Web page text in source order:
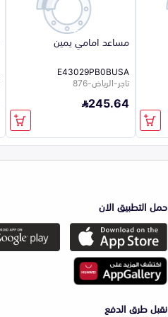
مساعد امامي يمين
E43029PB0BUSA
تاجر-الرياض-876
245.64
حمل التطبيق الان
نقبل طرق الدفع